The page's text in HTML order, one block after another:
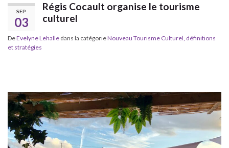
SEP
03
Régis Cocault organise le tourisme
culturel
DeEvelyne Lehalle dans la catégorieNouveau Tourisme Culturel, définitions
et stratégies